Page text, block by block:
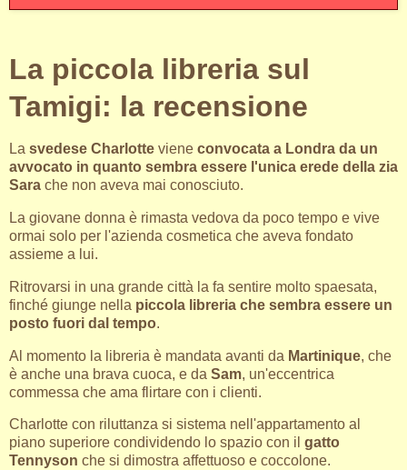
La piccola libreria sul
Tamigi: la recensione
La svedese Charlotte viene convocata a Londra da un
avvocato in quanto sembra essere l'unica erede della zia
Sara che non aveva mai conosciuto.
La giovane donna è rimasta vedova da poco tempo e vive
ormai solo per l'azienda cosmetica che aveva fondato
assieme a lui.
Ritrovarsi in una grande città la fa sentire molto spaesata,
finché giunge nella piccola libreria che sembra essere un
posto fuori dal tempo.
Al momento la libreria è mandata avanti da Martinique, che
è anche una brava cuoca, e da Sam, un'eccentrica
commessa che ama flirtare con i clienti.
Charlotte con riluttanza si sistema nell'appartamento al
piano superiore condividendo lo spazio con il gatto
Tennyson che si dimostra affettuoso e coccolone.